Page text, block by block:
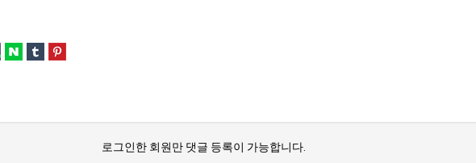
로그인한 회원만 댓글 등록이 가능합니다.